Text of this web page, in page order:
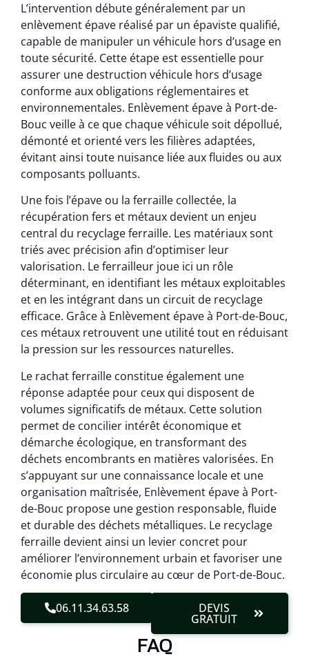
L’intervention débute généralement par un
enlèvement épave réalisé par un épaviste qualifié,
capable de manipuler un véhicule hors d’usage en
toute sécurité. Cette étape est essentielle pour
assurer une destruction véhicule hors d’usage
conforme aux obligations réglementaires et
environnementales. Enlèvement épave à Port-de-
Bouc veille à ce que chaque véhicule soit dépollué,
démonté et orienté vers les filières adaptées,
évitant ainsi toute nuisance liée aux fluides ou aux
composants polluants.
Une fois l’épave ou la ferraille collectée, la
récupération fers et métaux devient un enjeu
central du recyclage ferraille. Les matériaux sont
triés avec précision afin d’optimiser leur
valorisation. Le ferrailleur joue ici un rôle
déterminant, en identifiant les métaux exploitables
et en les intégrant dans un circuit de recyclage
efficace. Grâce à Enlèvement épave à Port-de-Bouc,
ces métaux retrouvent une utilité tout en réduisant
la pression sur les ressources naturelles.
Le rachat ferraille constitue également une
réponse adaptée pour ceux qui disposent de
volumes significatifs de métaux. Cette solution
permet de concilier intérêt économique et
démarche écologique, en transformant des
déchets encombrants en matières valorisées. En
s’appuyant sur une connaissance locale et une
organisation maîtrisée, Enlèvement épave à Port-
de-Bouc propose une gestion responsable, fluide
et durable des déchets métalliques. Le recyclage
ferraille devient ainsi un levier concret pour
améliorer l’environnement urbain et favoriser une
économie plus circulaire au cœur de Port-de-Bouc.
06.11.34.63.58 DEVIS
GRATUIT
FAQ